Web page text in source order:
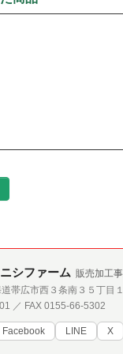
シファーム 販売加工
帯広市西３条南３５丁目
／ FAX 0155-66-5302
Facebook LINE X